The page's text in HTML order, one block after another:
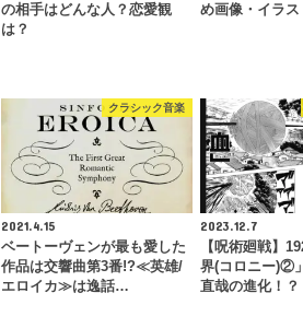
の相手はどんな人？恋愛観
は？
め画像・イラ
クラシック音楽
2021.4.15
ベートーヴェンが最も愛した
作品は交響曲第3番!?≪英雄/
エロイカ≫は逸話…
2023.12.7
【呪術廻戦】
界(コロニー)②
直哉の進化！？